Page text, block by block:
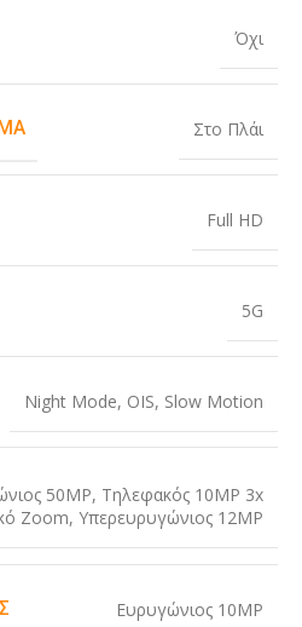
Όχι
Στο Πλάι
Full HD
5G
Night Mode, OIS, Slow Motion
50MP, Τηλεφακός 10MP 3x
Zoom, Υπερευρυγώνιος 12MP
Ευρυγώνιος 10MP